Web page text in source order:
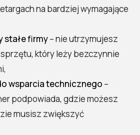
na bardziej wymagające
stałe firmy– nie utrzymujesz
który leży bezczynnie
wsparcia technicznego –
podpowiada, gdzie możesz
musisz zwiększyć